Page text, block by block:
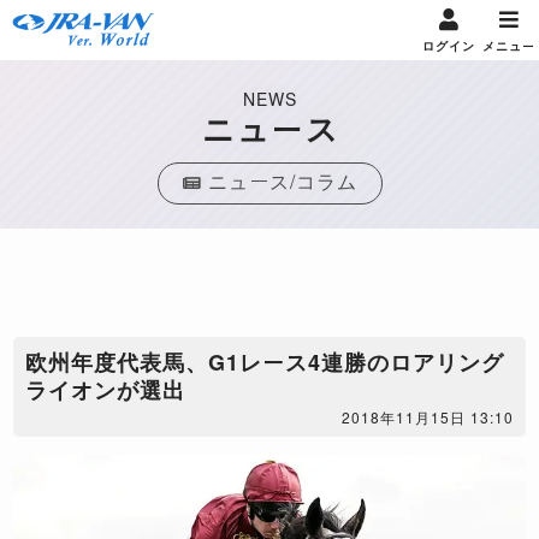
ログイン メニュー
NEWS
ニュース
ニュース/コラム
​欧州年度代表馬、G1レース4連勝のロアリング
ライオンが選出
2018年11月15日 13:10